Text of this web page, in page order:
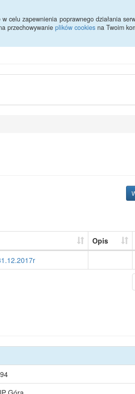
celu zapewnienia poprawnego działania
przechowywanie plików cookies na Twoim
Opis